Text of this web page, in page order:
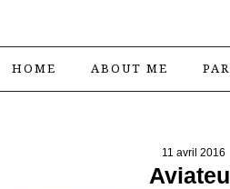
HOME ABOUT ME
11 avril 2016